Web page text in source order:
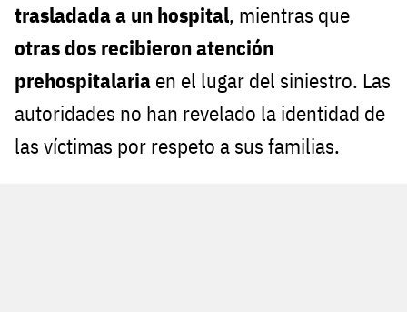
trasladada a un hospital, mientras que
otras dos recibieron atención
prehospitalaria en el lugar del siniestro. Las
autoridades no han revelado la identidad de
las víctimas por respeto a sus familias.